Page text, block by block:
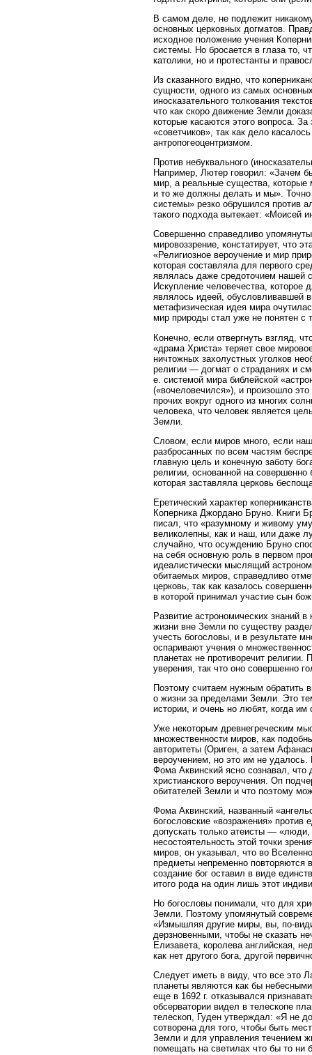
В самом деле, не подлежит
основных церковных догматов.
исходное положение учения
системы. Но бросается в глаза то,
католики, но и протестанты и
Из сказанного видно, что
сущности, одного из самых
иносказательного толкования
что как скоро движение Земли
которые касаются этого вопроса.
«советчиков», так как дело
антропогеоцентризмом.
Против небуквального
Например, Лютер говорил: «Зачем
мир, а реальные существа, которые
и то же должны делать и мы». Точно
системы» резко обрушился против
такого подхода вытекает: «Моисей
Совершенно справедливо
мировоззрение, констатирует, что
«Религиозное вероучение и мир
которая составляла для первого
являлась даже средоточием нашей
Искупление человечества, которое
являлось идеей, обусловливавшей
метафизическая идея мира
мир природы стал уже не понятен с
Конечно, если отвергнуть взгляд,
«драма Христа» теряет свое
ничтожных захолустных уголков
религии — догмат о страданиях и
е. системой мира библейской
(«вочеловечился»), и произошло
прочих вокруг одного из многих
человека, что человек является
Земли.
Словом, если миров много, если
разбросанных по всем частям
главную цель и конечную заботу
религии, основанной на
которая заставляла церковь
Еретический характер
Коперника Джордано Бруно. Книги
писал, что «разумному и живому
великолепны, как и наш, или даже
случайно, что осуждению Бруно
на себя основную роль в первом
идеалистически мыслящий
обитаемых миров, справедливо
церковь, так как казалось
в которой принимал участие сын
Развитие астрономических знаний
жизни вне Земли по существу
учесть богословы, и в результате
оспаривают учения о
планетах не противоречит
уверения, так что оно совершенно
Поэтому считаем нужным обратить
о жизни за пределами Земли. Это
истории, и очень но любят, когда
Уже некоторым древнегреческим
множественности миров, как
авторитеты (Ориген, а затем
вероучением, но это им не удалось.
Фома Аквинский ясно сознавал, что
христианского вероучения. Оп
обитателей Земли и что поэтому
Фома Аквинский, названный
богословские «возражения» против
допускать только атеисты —
несостоятельность этой точки
миров, он указывал, что во
предметы непременно повторяются
создание бог оставил в виде
итого рода на один лишь этот
Но богословы понимали, что для
Земли. Поэтому упомянутый
«Измышляя другие миры, вы, по-
дерзновенными, чтобы не сказать
Елизавета, королева английская,
как нет другого бога, другой
Следует иметь в виду, что все это
планеты являются как бы
еще в 1692 г. отказывался
обсерватории видел в телескопе
телескоп, Гуден утверждал: «Я не
сотворена для того, чтобы быть
Земли и для управления течением
помещать на светилах что бы то ни